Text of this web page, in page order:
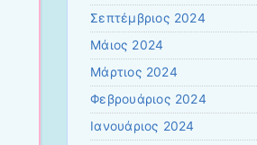
Σεπτέμβριος 2024
Μάιος 2024
Μάρτιος 2024
Φεβρουάριος 2024
Ιανουάριος 2024